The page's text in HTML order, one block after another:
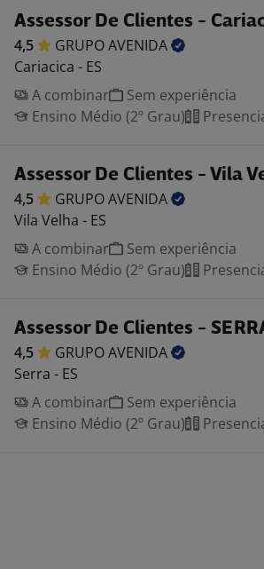
Assessor De Clientes -
4,5 GRUPOAVENIDA
Cariacica - ES
A combinar
Sem experiência
Ensino Médio (2º Grau)
Assessor De Clientes - Vila
4,5 GRUPOAVENIDA
Vila Velha - ES
A combinar
Sem experiência
Ensino Médio (2º Grau)
Assessor De Clientes -
4,5 GRUPOAVENIDA
Serra - ES
A combinar
Sem experiência
Ensino Médio (2º Grau)